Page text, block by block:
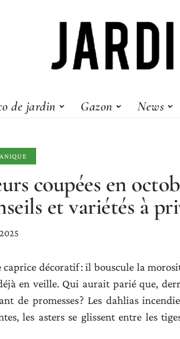
de jardin Gazon News
coupées en
et variétés à
caprice décoratif : il bouscule la
en veille. Qui aurait parié que,
de promesses ? Les dahlias
les asters se glissent entre les